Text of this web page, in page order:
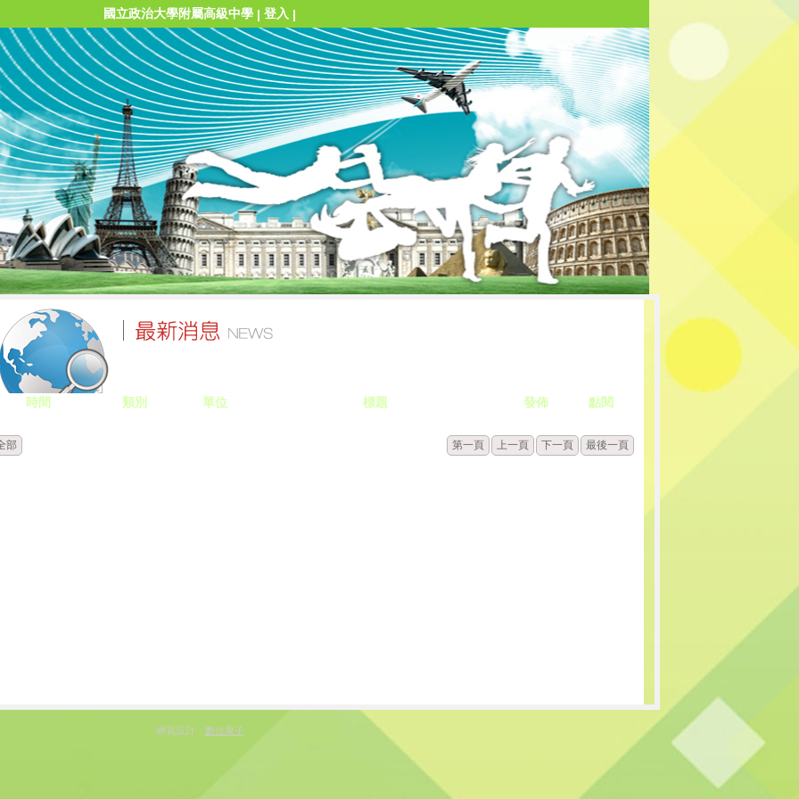
國立政治大學附屬高級中學 | 登入 |
時間 類別 單位 標題 發佈 點閱
部 第一頁 上一頁 下一頁 最後一頁
網頁設計： 數位果子